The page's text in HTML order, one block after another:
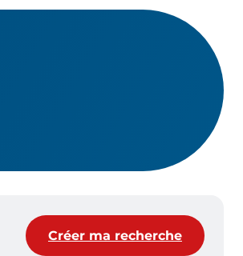
Créer ma recherche